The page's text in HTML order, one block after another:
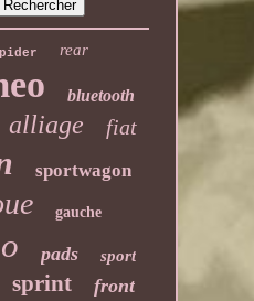
rear
bluetooth
alliage fiat
sportwagon
gauche
pads sport
sprint front